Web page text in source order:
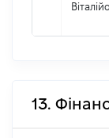
13.